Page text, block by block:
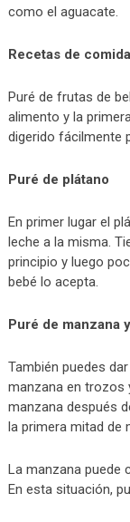
como el aguacate.
Recetas de
Puré de frutas de
alimento y la
digerido fácilmente
Puré de plátano
En primer lugar el
leche a la misma.
principio y luego
bebé lo acepta.
Puré de manzana
También puedes
manzana en trozos
manzana después
la primera mitad de
La manzana puede
En esta situación,